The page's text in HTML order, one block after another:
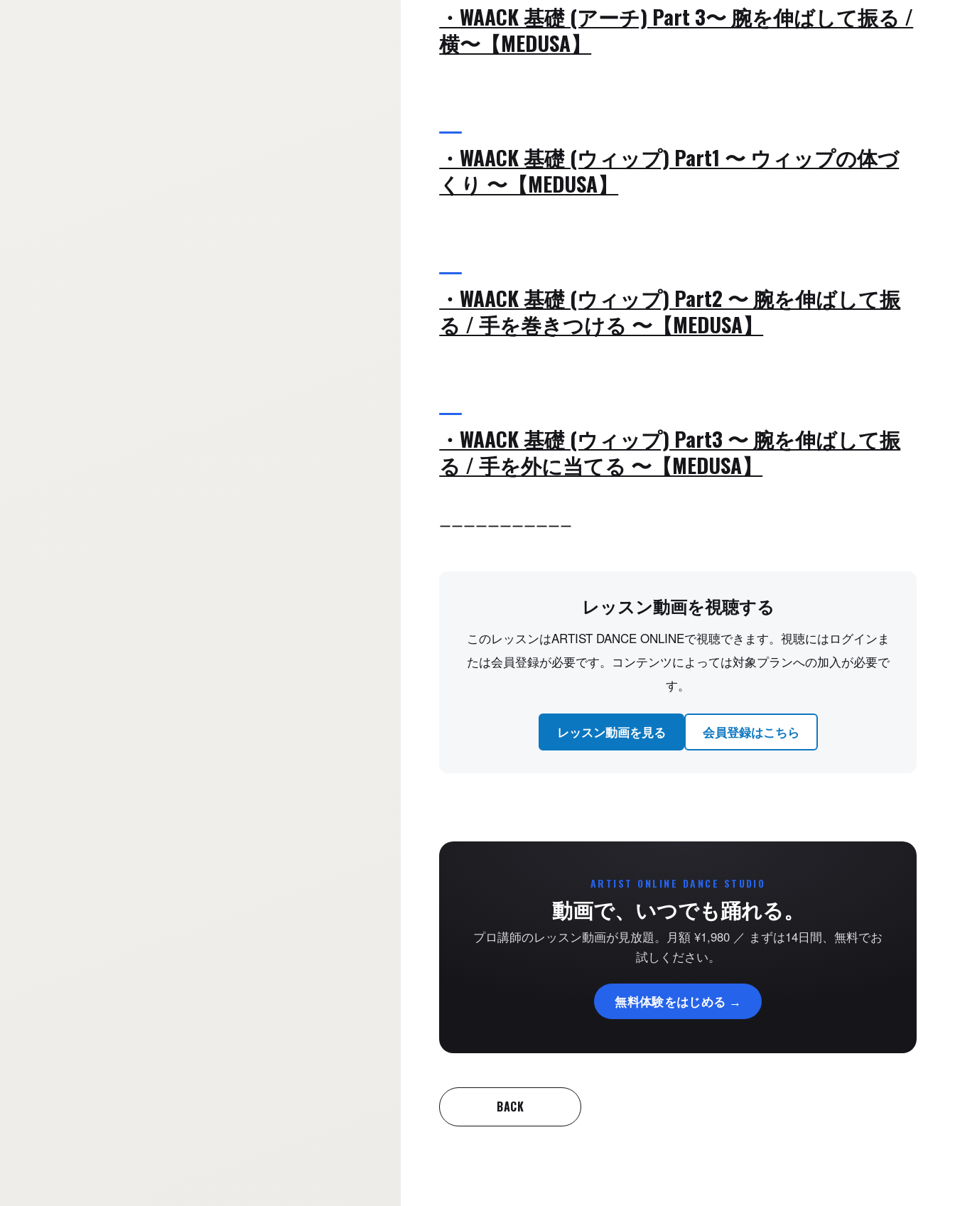
・WAACK 基礎 (アーチ) Part 3〜 腕を伸ばして振る /
横〜【MEDUSA】
・WAACK 基礎 (ウィップ) Part1 〜 ウィップの体づ
くり 〜【MEDUSA】
・WAACK 基礎 (ウィップ) Part2 〜 腕を伸ばして振
る / 手を巻きつける 〜【MEDUSA】
・WAACK 基礎 (ウィップ) Part3 〜 腕を伸ばして振
る / 手を外に当てる 〜【MEDUSA】
ーーーーーーーーーーー
レッスン動画を視聴する
このレッスンはARTIST DANCE ONLINEで視聴できます。視聴にはログインま
たは会員登録が必要です。コンテンツによっては対象プランへの加入が必要で
す。
レッスン動画を見る 会員登録はこちら
ARTIST ONLINE DANCE STUDIO
動画で、いつでも踊れる。
プロ講師のレッスン動画が見放題。月額 ¥1,980 ／ まずは14日間、無料でお
試しください。
無料体験をはじめる →
BACK